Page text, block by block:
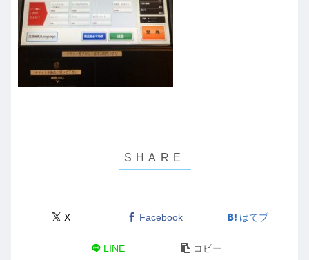
X Facebook はてブ
LINE コピー